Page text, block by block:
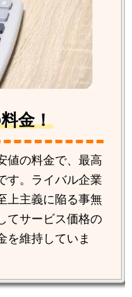
金！
値の料金で、最高
す。ライバル企業
上主義に陥る事無
てサービス価格の
を維持していま